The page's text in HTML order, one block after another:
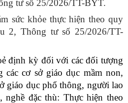
tư số 25/2026/TT-BYT.
sức khỏe thực hiện theo quy
2, Thông tư số 25/2026/TT-
định kỳ đối với các đối tượng
các cơ sở giáo dục mầm non,
giáo dục phổ thông, người lao
nghề đặc thù: Thực hiện theo